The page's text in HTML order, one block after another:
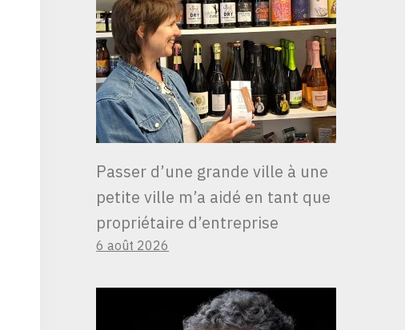
Passer d’une grande ville à une
petite ville m’a aidé en tant que
propriétaire d’entreprise
6 août 2026